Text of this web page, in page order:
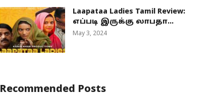
Laapataa Ladies Tamil Review:
எப்படி இருக்கு லாபதா...
May 3, 2024
Recommended Posts